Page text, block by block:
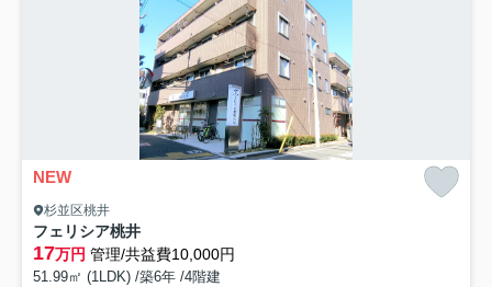
NEW
杉並区桃井
フェリシア桃井
17万円 管理/共益費10,000円
51.99㎡ (1LDK) /築6年 /4階建